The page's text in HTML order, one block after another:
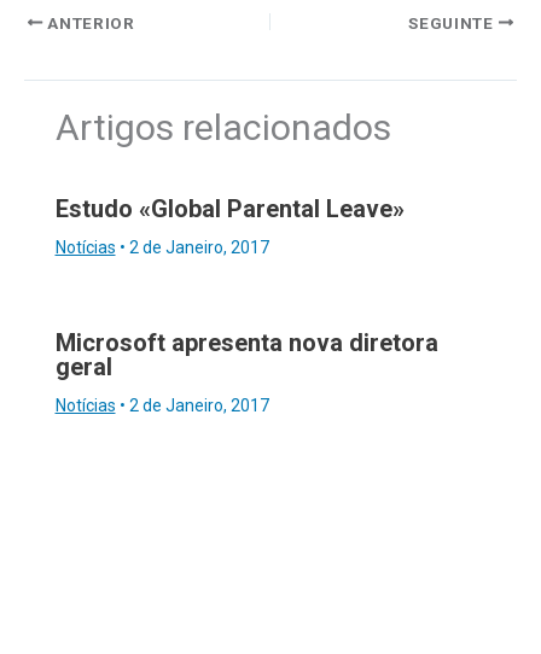
ANTERIOR SEGUINTE
Artigos relacionados
Estudo «Global Parental Leave»
Notícias • 2 de Janeiro, 2017
Microsoft apresenta nova diretora
geral
Notícias • 2 de Janeiro, 2017